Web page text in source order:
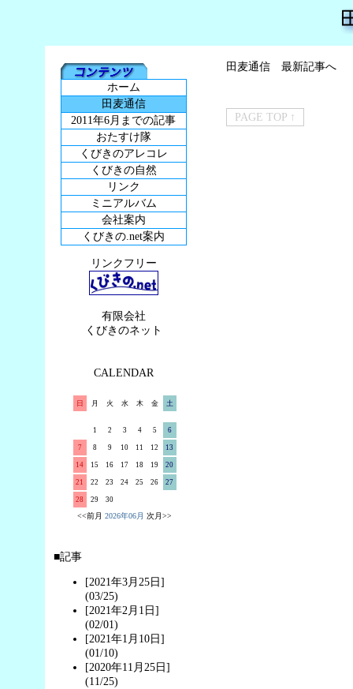
ホーム
田麦通信
2011年6月までの記事
おたすけ隊
くびきのアレコレ
くびきの自然
リンク
ミニアルバム
会社案内
くびきの.net案内
リンクフリー
有限会社
くびきのネット
CALENDAR
日 月 火 水 木 金 土
1 2 3 4 5 6
7 8 9 10 11 12 13
14 15 16 17 18 19 20
21 22 23 24 25 26 27
28 29 30
<<前月 2026年06月 次月>>
■記事
[2021年3月25日]
(03/25)
[2021年2月1日]
(02/01)
[2021年1月10日]
(01/10)
[2020年11月25日]
(11/25)
田麦通信 最新記事へ
PAGE TOP ↑